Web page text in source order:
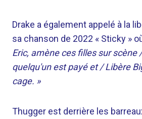
Drake a également appelé à la
sa chanson de 2022 « Sticky »
Eric, amène ces filles sur scène
quelqu'un est payé et / Libère
cage. »
Thugger est derrière les